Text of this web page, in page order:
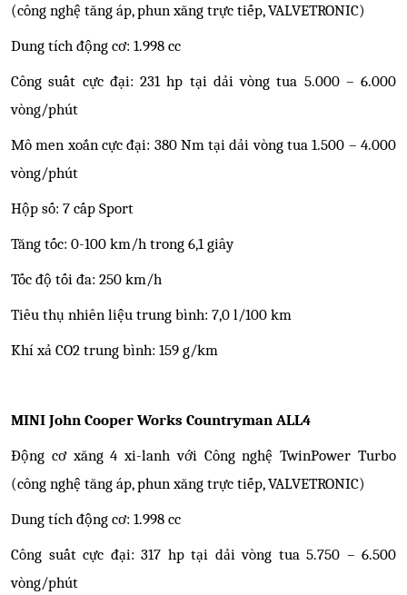
(công nghệ tăng áp, phun xăng trực tiếp, VALVETRONIC)
Dung tích động cơ: 1.998 cc
Công suất cực đại: 231 hp tại dải vòng tua 5.000 – 6.000
vòng/phút
Mô men xoắn cực đại: 380 Nm tại dải vòng tua 1.500 – 4.000
vòng/phút
Hộp số: 7 cấp Sport
Tăng tốc: 0-100 km/h trong 6,1 giây
Tốc độ tối đa: 250 km/h
Tiêu thụ nhiên liệu trung bình: 7,0 l/100 km
Khí xả CO2 trung bình: 159 g/km
MINI John Cooper Works Countryman ALL4
Động cơ xăng 4 xi-lanh với Công nghệ TwinPower Turbo
(công nghệ tăng áp, phun xăng trực tiếp, VALVETRONIC)
Dung tích động cơ: 1.998 cc
Công suất cực đại: 317 hp tại dải vòng tua 5.750 – 6.500
vòng/phút